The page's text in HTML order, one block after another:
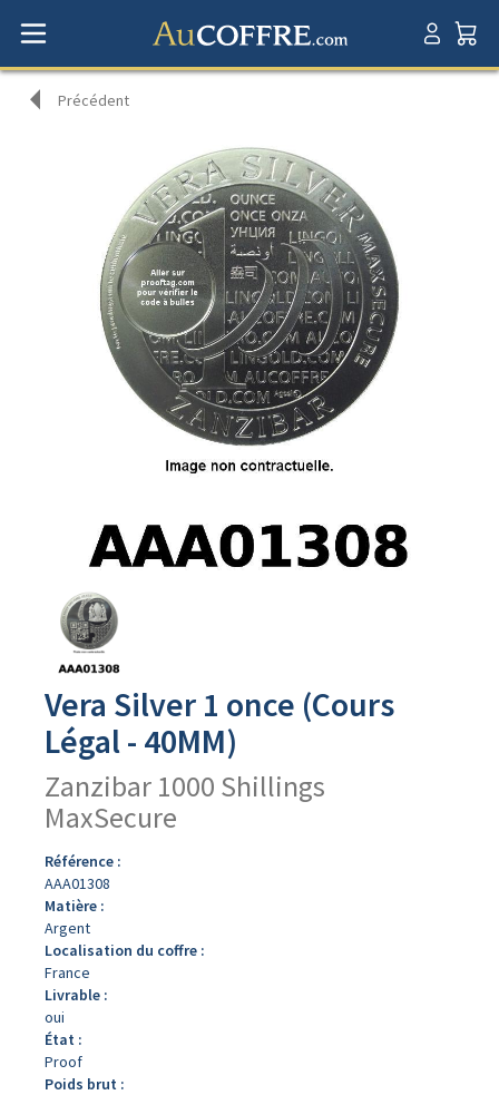
Précédent
produit
Vera Silver 1 once (Cours
Légal - 40MM)
Zanzibar 1000 Shillings
MaxSecure
Référence :
AAA01308
Matière :
Argent
Localisation du coffre :
France
Livrable :
oui
État :
Proof
Poids brut :